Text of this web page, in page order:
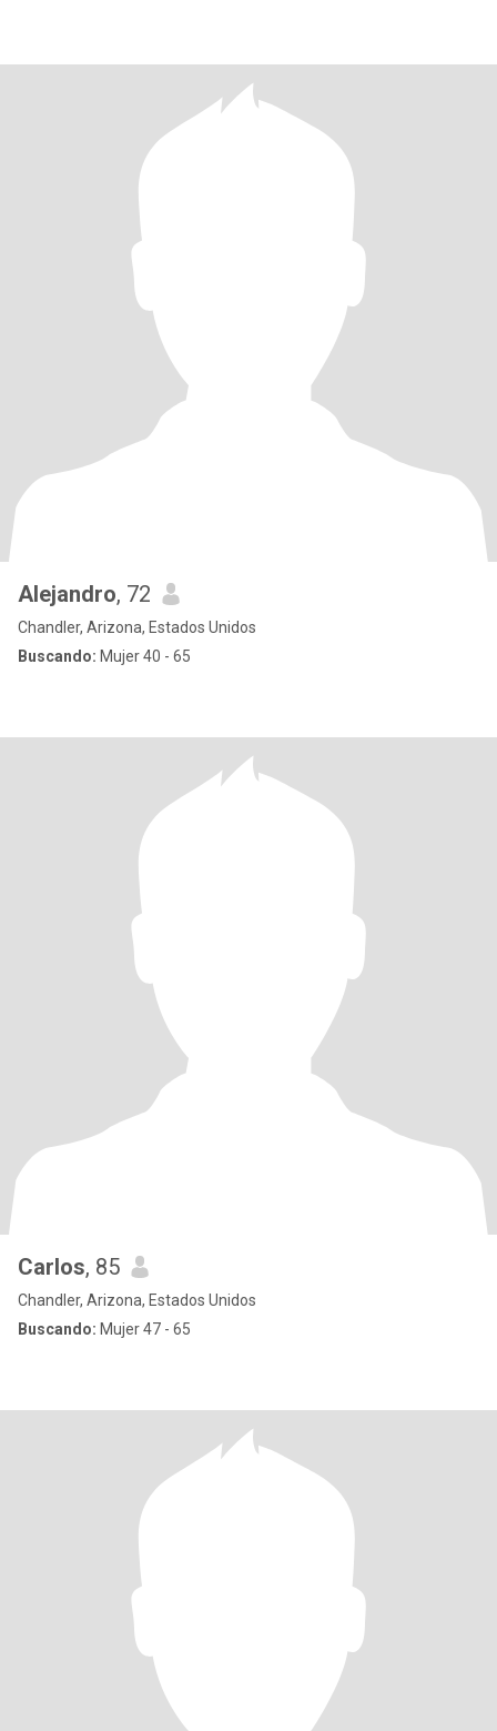
Alejandro, 72
Chandler, Arizona, Estados Unidos
Buscando: Mujer 40 - 65
Carlos, 85
Chandler, Arizona, Estados Unidos
Buscando: Mujer 47 - 65